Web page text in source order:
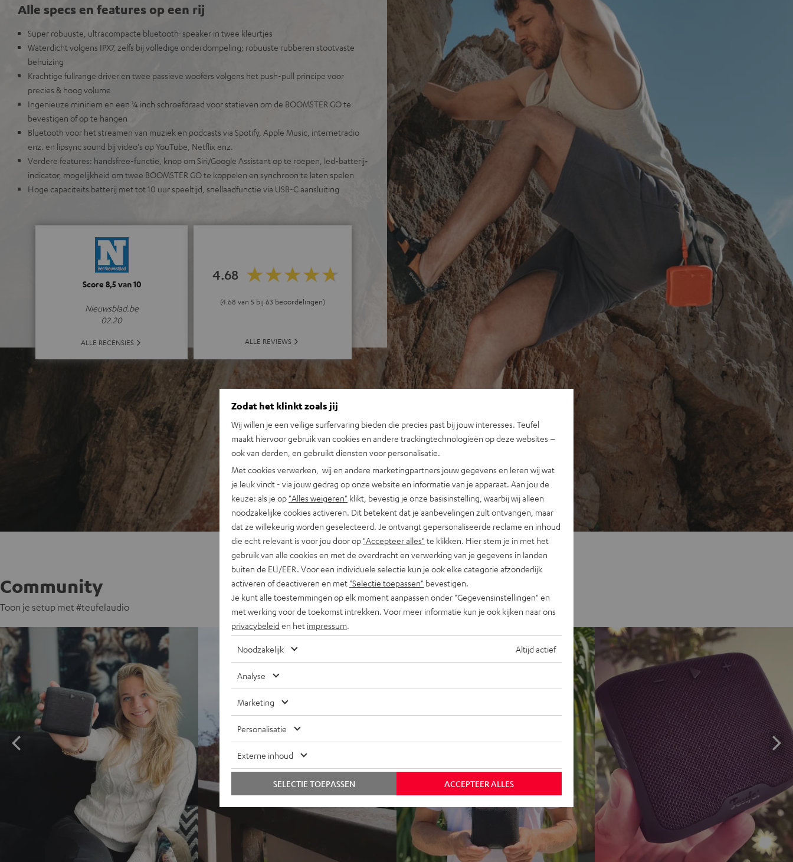
Alle specs en features op een rij
Super robuuste, ultracompacte bluetooth-speaker in twee kleurtjes
Waterdicht volgens IPX7, zelfs bij volledige onderdompeling; robuuste rubberen stootvaste
behuizing
Krachtige fullrange driver en twee passieve woofers volgens het push-pull principe voor
precies & hoog volume
Ingenieuze miniriem en een ¼ inch schroefdraad voor statieven om de BOOMSTER GO te
bevestigen of op te hangen
Bluetooth voor het streamen van muziek en podcasts via Spotify, Apple Music, internetradio
enz. en lipsync sound bij video's op YouTube, Netflix enz.
Verdere features: handsfree-functie, knop om Siri/Google Assistant op te roepen, led-batterij-
indicator, mogelijkheid om twee BOOMSTER GO te koppelen en synchroon te laten spelen
Hoge capaciteits batterij met tot 10 uur speeltijd, snellaadfunctie via USB-C aansluiting
Score 8,5 van 10
Nieuwsblad.be
02.20
ALLE RECENSIES
4.68
(4.68 van 5 bij 63 beoordelingen)
ALLE REVIEWS
Community
Toon je setup met #teufelaudio
Zodat het klinkt zoals jij
Wij willen je een veilige surfervaring bieden die precies past bij jouw interesses. Teufel
maakt hiervoor gebruik van cookies en andere trackingtechnologieën op deze websites –
ook van derden, en gebruikt diensten voor personalisatie.
Met cookies verwerken, wij en andere marketingpartners jouw gegevens en leren wij wat
je leuk vindt - via jouw gedrag op onze website en informatie van je apparaat. Aan jou de
keuze: als je op "Alles weigeren" klikt, bevestig je onze basisinstelling, waarbij wij alleen
noodzakelijke cookies activeren. Dit betekent dat je aanbevelingen zult ontvangen, maar
dat ze willekeurig worden geselecteerd. Je ontvangt gepersonaliseerde reclame en inhoud
die echt relevant is voor jou door op "Accepteer alles" te klikken. Hier stem je in met het
gebruik van alle cookies en met de overdracht en verwerking van je gegevens in landen
buiten de EU/EER. Voor een individuele selectie kun je ook elke categorie afzonderlijk
activeren of deactiveren en met "Selectie toepassen" bevestigen.
Je kunt alle toestemmingen op elk moment aanpassen onder "Gegevensinstellingen" en
met werking voor de toekomst intrekken. Voor meer informatie kun je ook kijken naar ons
privacybeleid en het impressum
Noodzakelijk Altijd actief
Analyse
Marketing
Personalisatie
Externe inhoud
ACCEPTEER ALLES
SELECTIE TOEPASSEN